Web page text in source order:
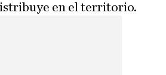
en el territorio.